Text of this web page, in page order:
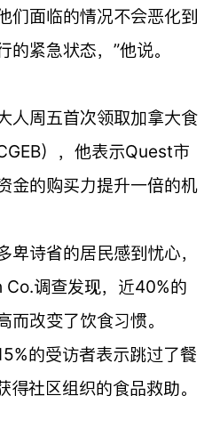
们面临的情况不会恶化到
紧急状态，”他说。
人周五首次领取加拿大食
），他表示Quest市
金的购买力提升一倍的机
卑诗省的居民感到忧心，
调查发现，近40%的
而改变了饮食习惯。
的受访者表示跳过了餐
社区组织的食品救助。